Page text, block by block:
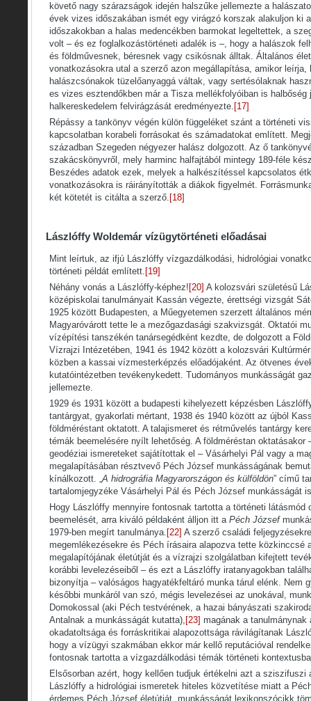
követő nagy szárazságok idején halszűke jellemezte a
évek vizes időszakában ismét egy virágzó korszak alakuljon ki
időszakokban a halas medencékben barmokat legeltettek, a
volt – és ez foglalkozástörténeti adalék is –, hogy a halászok
és földművesnek, béresnek vagy csikósnak álltak. Általános
vonatkozásokra utal a szerző azon megállapítása, amikor leírja,
halászcsónakok tüzelőanyaggá váltak, vagy sertésólaknak
es vizes esztendőkben már a Tisza mellékfolyóiban is halbőség
halkereskedelem felvirágzását eredményezte. [17]
Répássy a tankönyv végén külön függeléket szánt a történeti
kapcsolatban korabeli forrásokat és számadatokat említett.
században Szegeden négyezer halász dolgozott. Az ő
szakácskönyvről, mely harminc halfajtából mintegy 189-féle
Beszédes adatok ezek, melyek a halkészítéssel kapcsolatos
vonatkozásokra is ráirányították a diákok figyelmét.
két kötetét is citálta a szerző. [18]
Lászlóffy Woldemár vízügytörténeti előadásai
Mint leírtuk, az ifjú Lászlóffy vízgazdálkodási, hidrológiai
történeti példát említett. [19]
Néhány vonás a Lászlóffy-képhez! [20] A kolozsvári születésű
középiskolai tanulmányait Kassán végezte, érettségi vizsgát
1925 között Budapesten, a Műegyetemen szerzett általános
Magyaróvárott tette le a mezőgazdasági szakvizsgát. Oktatói
vízépítési tanszékén tanársegédként kezdte, de dolgozott a
Vízrajzi Intézetében, 1941 és 1942 között a kolozsvári
közben a kassai vízmesterképzés előadójaként. Az ötvenes
kutatóintézetben tevékenykedett. Tudományos munkásságát
jellemezte.
1929 és 1931 között a budapesti kihelyezett képzésben
tantárgyat, gyakorlati mértant, 1938 és 1940 között az újból
földméréstant oktatott. A talajismeret és rétművelés tantárgy
témák beemelésére nyílt lehetőség. A földméréstan oktatásakor
geodéziai ismereteket sajátítottak el – Vásárhelyi Pál vagy a
megalapításában résztvevő Péch József munkásságának
kínálkozott. „A hidrográfia Magyarországon és külföldön” című
tartalomjegyzéke Vásárhelyi Pál és Péch József munkásságát
Hogy Lászlóffy mennyire fontosnak tartotta a történeti látásmód
beemelését, arra kiváló példaként álljon itt a Péch József
1979-ben megírt tanulmánya. [22] A szerző családi
megemlékezésekre és Péch írásaira alapozva tette közkinccsé
megalapítójának életútját és a vízrajzi szolgálatban kifejtett
korábbi levelezéseiből – és ezt a Lászlóffy iratanyagokban
bizonyítja – valóságos hagyatékfeltáró munka tárul elénk. Nem
későbbi munkáról van szó, mégis levelezései az unokával,
Domokossal (aki Péch testvérének, a hazai bányászati
Antalnak a munkásságát kutatta), [23] magának a
okadatoltsága és forráskritikai alapozottsága rávilágítanak
hogy a vízügyi szakmában ekkor már kellő reputációval
fontosnak tartotta a vízgazdálkodási témák történeti
Elsősorban azért, hogy kellően tudjuk értékelni azt a sziszifuszi
Lászlóffy a hidrológiai ismeretek hiteles közvetítése miatt a
érdemes Péch József életútját, munkásságát lexikonszócikk